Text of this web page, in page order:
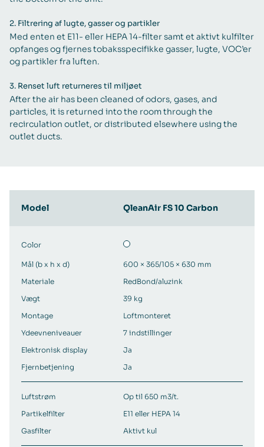
2. Filtrering af lugte, gasser og partikler
Med enten et E11- eller HEPA 14-filter samt et aktivt kulfilter
opfanges og fjernes tobaksspecifikke gasser, lugte, VOC’er
og partikler fra luften.
3. Renset luft returneres til miljøet
After the air has been cleaned of odors, gases, and
particles, it is returned into the room through the
recirculation outlet, or distributed elsewhere using the
outlet ducts.
Model QleanAir FS 10 Carbon
Color
Mål (b x h x d)
600 × 365/105 × 630 mm
Materiale
RedBond/aluzink
Vægt
39 kg
Montage
Loftmonteret
Ydeevneniveauer
7 indstillinger
Elektronisk display
Ja
Fjernbetjening
Ja
Luftstrøm
Op til 650 m3/t.
Partikelfilter
E11 eller HEPA 14
Gasfilter
Aktivt kul